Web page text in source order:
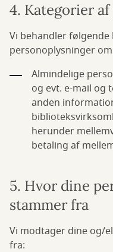
4. Kategorier
Vi behandler
personoplysninger
Almindelige
og evt. e-mail og
anden
herunder
betaling af
5. Hvor dine
stammer fra
Vi modtager dine og/
fra: